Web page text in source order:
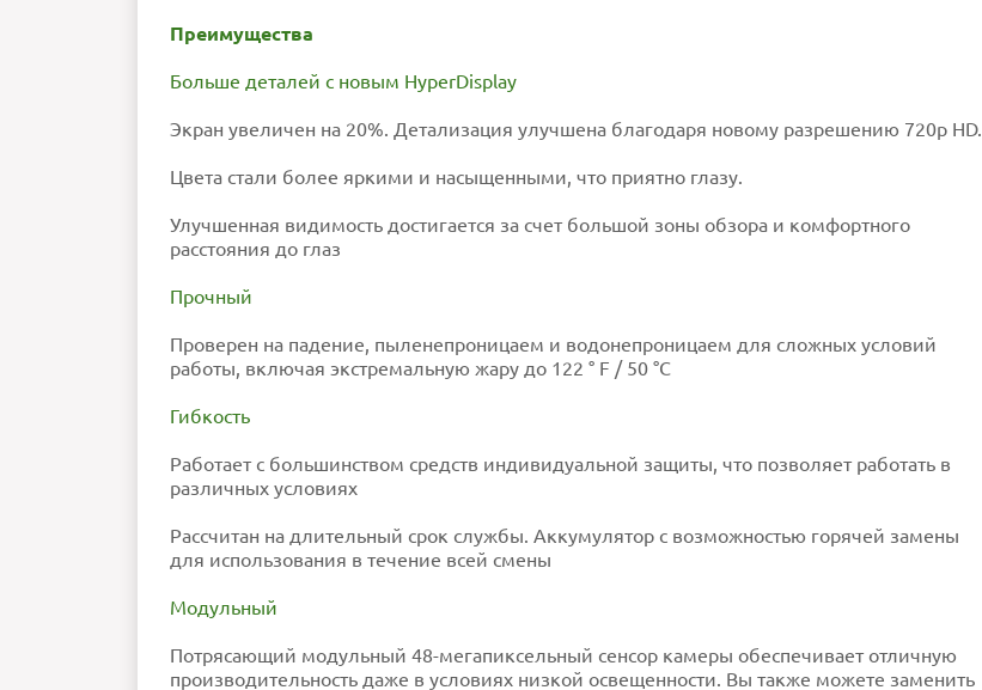
Преимущества
Больше деталей с новым HyperDisplay
Экран увеличен на 20%. Детализация улучшена благодаря новому разрешению 720p HD.
Цвета стали более яркими и насыщенными, что приятно глазу.
Улучшенная видимость достигается за счет большой зоны обзора и комфортного
расстояния до глаз
Прочный
Проверен на падение, пыленепроницаем и водонепроницаем для сложных условий
работы, включая экстремальную жару до 122 ° F / 50 °C
Гибкость
Работает с большинством средств индивидуальной защиты, что позволяет работать в
различных условиях
Рассчитан на длительный срок службы. Аккумулятор с возможностью горячей замены
для использования в течение всей смены
Модульный
Потрясающий модульный 48-мегапиксельный сенсор камеры обеспечивает отличную
производительность даже в условиях низкой освещенности. Вы также можете заменить